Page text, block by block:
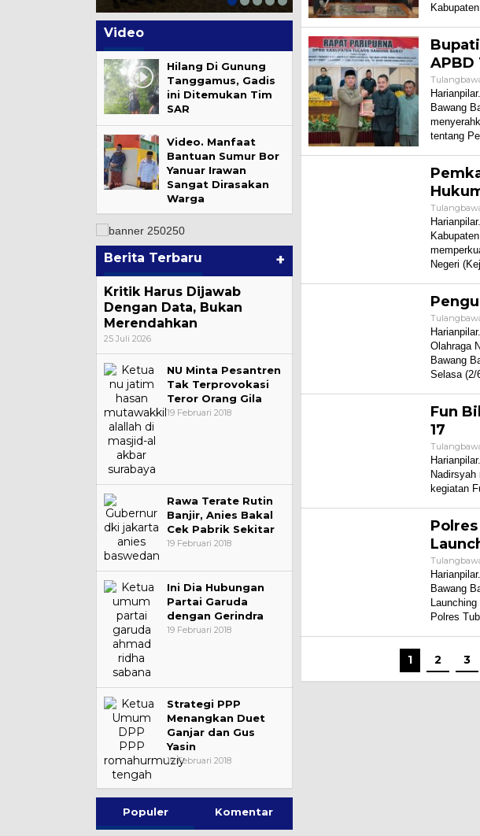
Video
Hilang Di Gunung
Tanggamus, Gadis
ini Ditemukan Tim
SAR
Video. Manfaat
Bantuan Sumur Bor
Yanuar Irawan
Sangat Dirasakan
Warga
Berita Terbaru +
Kritik Harus Dijawab
Dengan Data, Bukan
Merendahkan
25 Juli 2026
NU Minta Pesantren
Tak Terprovokasi
Teror Orang Gila
19 Februari 2018
Rawa Terate Rutin
Banjir, Anies Bakal
Cek Pabrik Sekitar
19 Februari 2018
Ini Dia Hubungan
Partai Garuda
dengan Gerindra
19 Februari 2018
Strategi PPP
Menangkan Duet
Ganjar dan Gus
Yasin
19 Februari 2018
Populer Komentar
Kabupaten
APBD
Bawang
tentang
Negeri
Olahraga
Bawang
Selasa (2/
Fun
17
kegiatan
Bawang
Polres
1 2 3